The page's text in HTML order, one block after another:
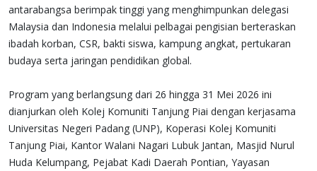
antarabangsa berimpak tinggi yang menghimpunkan delegasi
Malaysia dan Indonesia melalui pelbagai pengisian berteraskan
ibadah korban, CSR, bakti siswa, kampung angkat, pertukaran
budaya serta jaringan pendidikan global.
Program yang berlangsung dari 26 hingga 31 Mei 2026 ini
dianjurkan oleh Kolej Komuniti Tanjung Piai dengan kerjasama
Universitas Negeri Padang (UNP), Koperasi Kolej Komuniti
Tanjung Piai, Kantor Walani Nagari Lubuk Jantan, Masjid Nurul
Huda Kelumpang, Pejabat Kadi Daerah Pontian, Yayasan